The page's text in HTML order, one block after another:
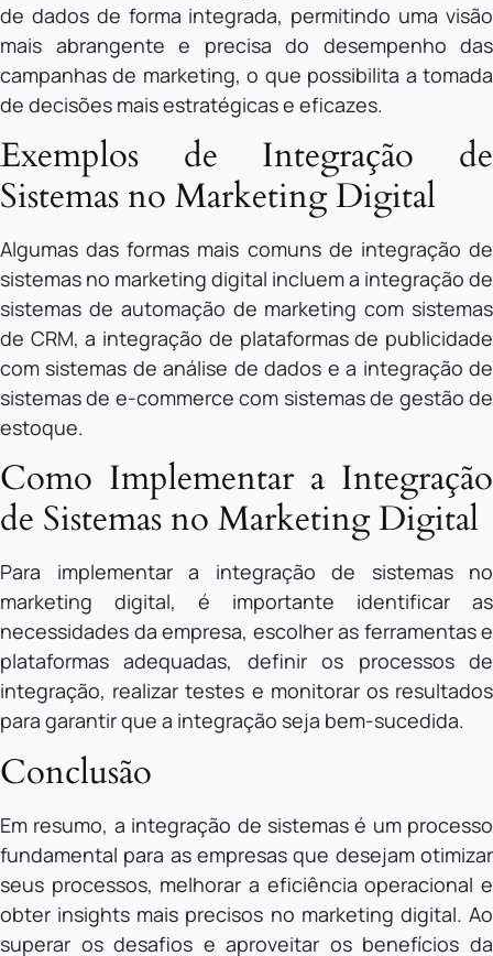
de dados de forma integrada, permitindo uma visão
mais abrangente e precisa do desempenho das
campanhas de marketing, o que possibilita a tomada
de decisões mais estratégicas e eficazes.
Exemplos de Integração de
Sistemas no Marketing Digital
Algumas das formas mais comuns de integração de
sistemas no marketing digital incluem a integração de
sistemas de automação de marketing com sistemas
de CRM, a integração de plataformas de publicidade
com sistemas de análise de dados e a integração de
sistemas de e-commerce com sistemas de gestão de
estoque.
Como Implementar a Integração
de Sistemas no Marketing Digital
Para implementar a integração de sistemas no
marketing digital, é importante identificar as
necessidades da empresa, escolher as ferramentas e
plataformas adequadas, definir os processos de
integração, realizar testes e monitorar os resultados
para garantir que a integração seja bem-sucedida.
Conclusão
Em resumo, a integração de sistemas é um processo
fundamental para as empresas que desejam otimizar
seus processos, melhorar a eficiência operacional e
obter insights mais precisos no marketing digital. Ao
superar os desafios e aproveitar os benefícios da